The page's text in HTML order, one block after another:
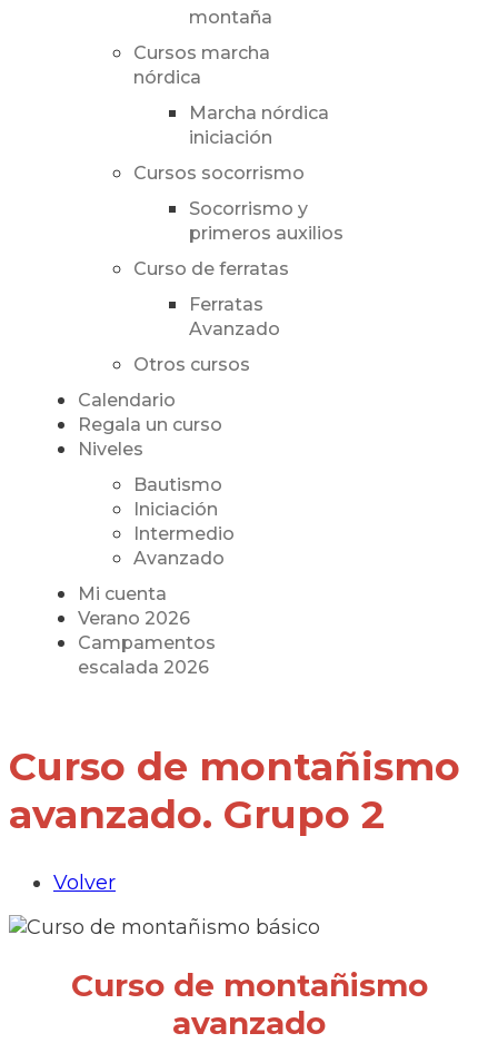
montaña
Cursos marcha
nórdica
Marcha nórdica
iniciación
Cursos socorrismo
Socorrismo y
primeros auxilios
Curso de ferratas
Ferratas
Avanzado
Otros cursos
Calendario
Regala un curso
Niveles
Bautismo
Iniciación
Intermedio
Avanzado
Mi cuenta
Verano 2026
Campamentos
escalada 2026
Curso de montañismo
avanzado. Grupo 2
Volver
Curso de montañismo
avanzado